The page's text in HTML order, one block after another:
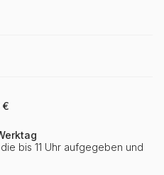
€
bis 11 Uhr aufgegeben und